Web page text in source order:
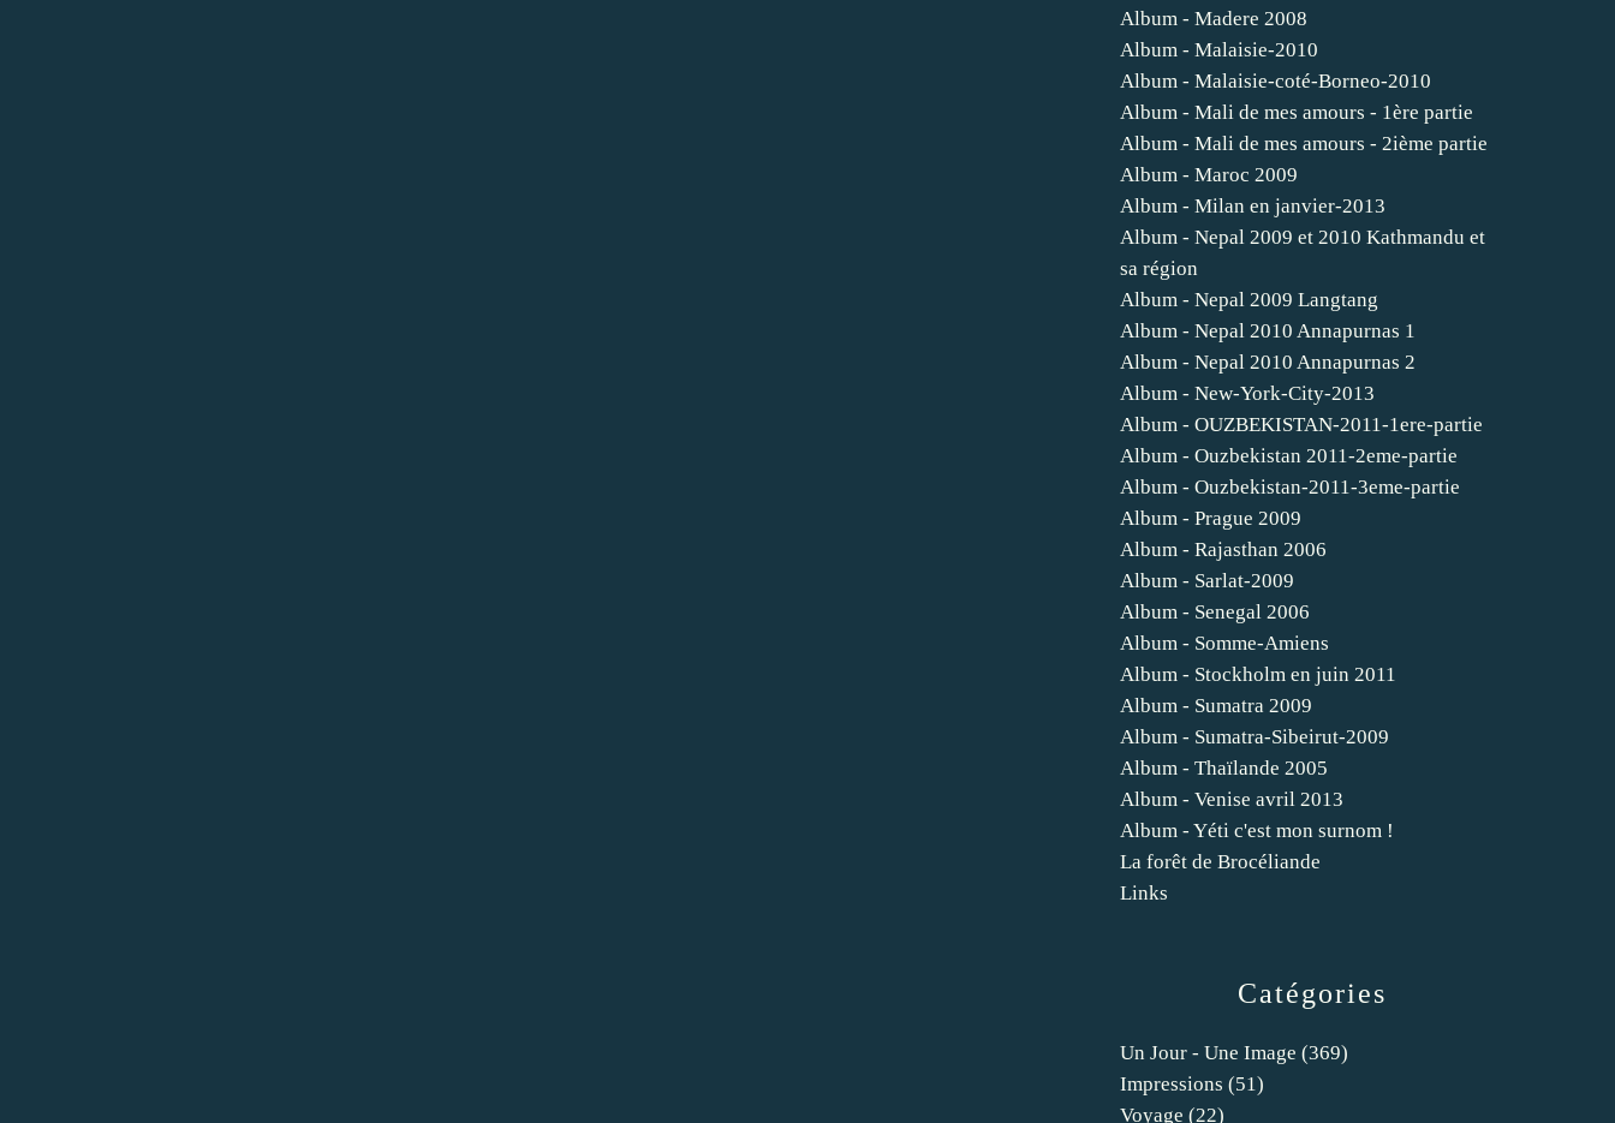
Catégories
Un Jour - Une Image (369)
Impressions (51)
Voyage (22)
Album - Madere 2008
Album - Malaisie-2010
Album - Malaisie-coté-Borneo-2010
Album - Mali de mes amours - 1ère partie
Album - Mali de mes amours - 2ième partie
Album - Maroc 2009
Album - Milan en janvier-2013
Album - Nepal 2009 et 2010 Kathmandu et
sa région
Album - Nepal 2009 Langtang
Album - Nepal 2010 Annapurnas 1
Album - Nepal 2010 Annapurnas 2
Album - New-York-City-2013
Album - OUZBEKISTAN-2011-1ere-partie
Album - Ouzbekistan 2011-2eme-partie
Album - Ouzbekistan-2011-3eme-partie
Album - Prague 2009
Album - Rajasthan 2006
Album - Sarlat-2009
Album - Senegal 2006
Album - Somme-Amiens
Album - Stockholm en juin 2011
Album - Sumatra 2009
Album - Sumatra-Sibeirut-2009
Album - Thaïlande 2005
Album - Venise avril 2013
Album - Yéti c'est mon surnom !
La forêt de Brocéliande
Links